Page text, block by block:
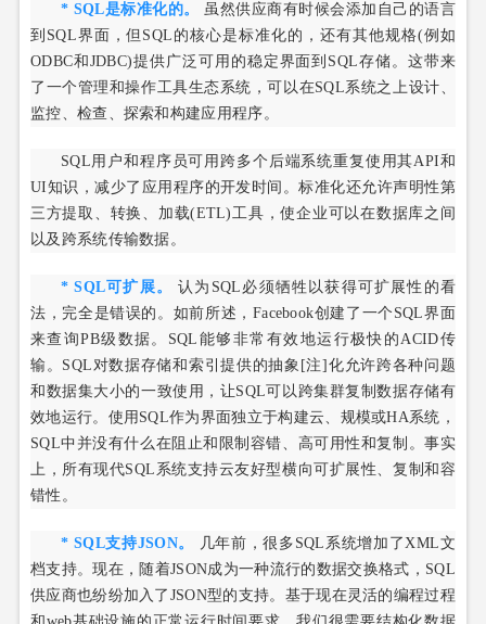
* SQL是标准化的。
虽然供应商有时候会添加自己的语言
到SQL界面，但SQL的核心是标准化的，还有其他规格(例如
ODBC和JDBC)提供广泛可用的稳定界面到SQL存储。这带来
了一个管理和操作工具生态系统，可以在SQL系统之上设计、
监控、检查、探索和构建应用程序。
SQL用户和程序员可用跨多个后端系统重复使用其API和
UI知识，减少了应用程序的开发时间。标准化还允许声明性第
三方提取、转换、加载(ETL)工具，使企业可以在数据库之间
以及跨系统传输数据。
* SQL可扩展。
认为SQL必须牺牲以获得可扩展性的看
法，完全是错误的。如前所述，Facebook创建了一个SQL界面
来查询PB级数据。SQL能够非常有效地运行极快的ACID传
输。SQL对数据存储和索引提供的抽象[注]化允许跨各种问题
和数据集大小的一致使用，让SQL可以跨集群复制数据存储有
效地运行。使用SQL作为界面独立于构建云、规模或HA系统，
SQL中并没有什么在阻止和限制容错、高可用性和复制。事实
上，所有现代SQL系统支持云友好型横向可扩展性、复制和容
错性。
* SQL支持JSON。
几年前，很多SQL系统增加了XML文
档支持。现在，随着JSON成为一种流行的数据交换格式，SQL
供应商也纷纷加入了JSON型的支持。基于现在灵活的编程过程